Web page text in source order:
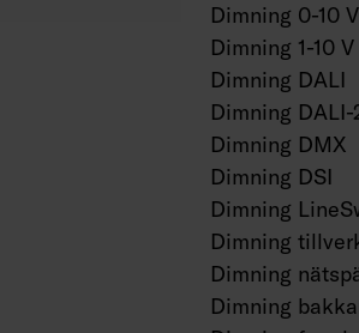
Dimning 0-10 V
Dimning 1-10 V
Dimning DALI
Dimning DALI-
Dimning DMX
Dimning DSI
Dimning
Dimning
Dimning
Dimning